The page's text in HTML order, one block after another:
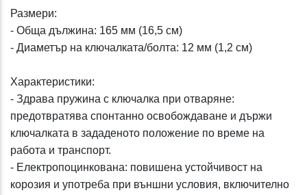
Размери:
- Обща дължина: 165 мм (16,5 см)
- Диаметър на ключалката/болта: 12 мм (1,2 см)
Характеристики:
- Здрава пружина с ключалка при отваряне:
предотвратява спонтанно освобождаване и държи
ключалката в зададеното положение по време на
работа и транспорт.
- Електропоцинкована: повишена устойчивост на
корозия и употреба при външни условия, включително